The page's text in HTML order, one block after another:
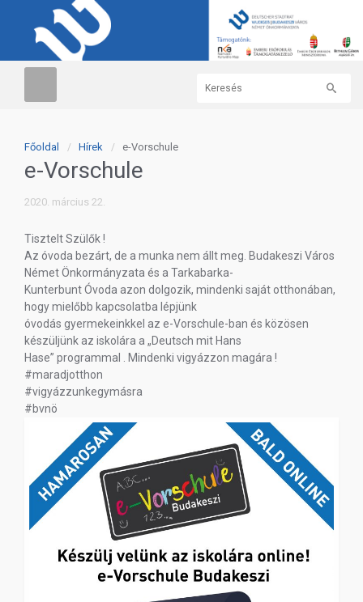
Főoldal Hírek e-Vorschule
e-Vorschule
2020. március 22.
Tisztelt Szülők !
Az óvoda bezárt, de a munka nem állt meg. Budakeszi Város
Német Önkormányzata és a Tarkabarka-
Kunterbunt Óvoda azon dolgozik, mindenki saját otthonában,
hogy mielőbb kapcsolatba lépjünk
óvodás gyermekeinkkel az e-Vorschule-ban és közösen
készüljünk az iskolára a „Deutsch mit Hans
Hase” programmal . Mindenki vigyázzon magára !
#maradjotthon
#vigyázzunkegymásra
#bvnö